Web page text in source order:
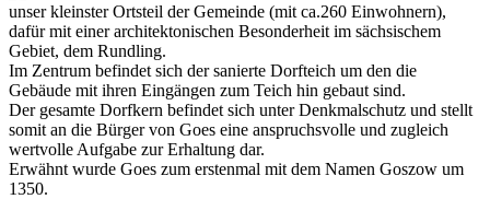
unser kleinster Ortsteil der Gemeinde (mit ca.260 Einwohnern),
dafür mit einer architektonischen Besonderheit im sächsischem
Gebiet, dem Rundling.
Im Zentrum befindet sich der sanierte Dorfteich um den die
Gebäude mit ihren Eingängen zum Teich hin gebaut sind.
Der gesamte Dorfkern befindet sich unter Denkmalschutz und stellt
somit an die Bürger von Goes eine anspruchsvolle und zugleich
wertvolle Aufgabe zur Erhaltung dar.
Erwähnt wurde Goes zum erstenmal mit dem Namen Goszow um
1350.